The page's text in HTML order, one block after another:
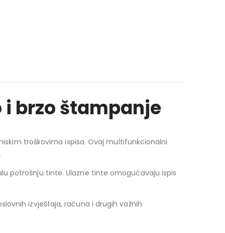
i brzo štampanje
troškovima ispisa. Ovaj multifunkcionalni
potrošnju tinte. Ulazne tinte omogućavaju ispis
izvještaja, računa i drugih važnih